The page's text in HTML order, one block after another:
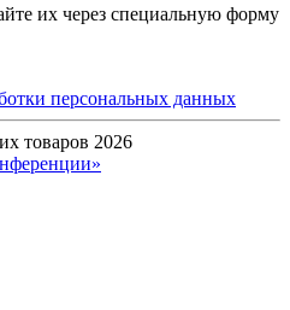
их через специальную форму
персональных данных
товаров 2026